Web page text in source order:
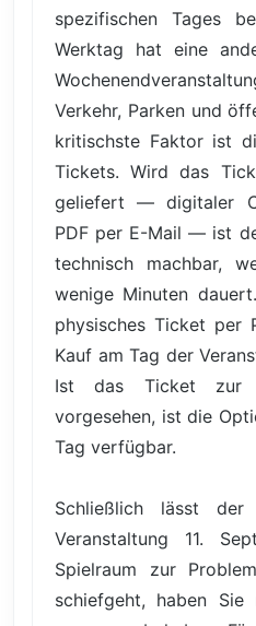
spezifischen Tages
Werktag hat eine
Verkehr, Parken und
kritischste Faktor ist
Tickets. Wird das
geliefert — digitaler
PDF per E-Mail — ist
technisch machbar,
wenige Minuten
physisches Ticket per
Kauf am Tag der
Ist das Ticket zur
vorgesehen, ist die
Tag verfügbar.
Schließlich lässt
Veranstaltung 11.
Spielraum zur
schiefgeht, haben Sie